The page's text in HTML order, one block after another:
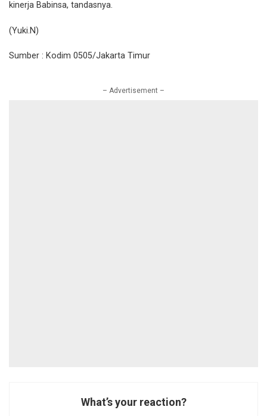
kinerja Babinsa, tandasnya.
(Yuki.N)
Sumber : Kodim 0505/Jakarta Timur
– Advertisement –
What’s your reaction?